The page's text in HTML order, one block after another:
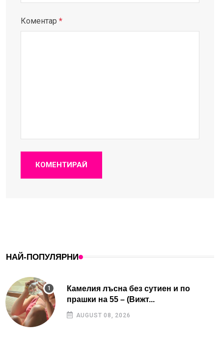
Коментар *
КОМЕНТИРАЙ
НАЙ-ПОПУЛЯРНИ
Камелия лъсна без сутиен и по
прашки на 55 – (Вижт...
AUGUST 08, 2026